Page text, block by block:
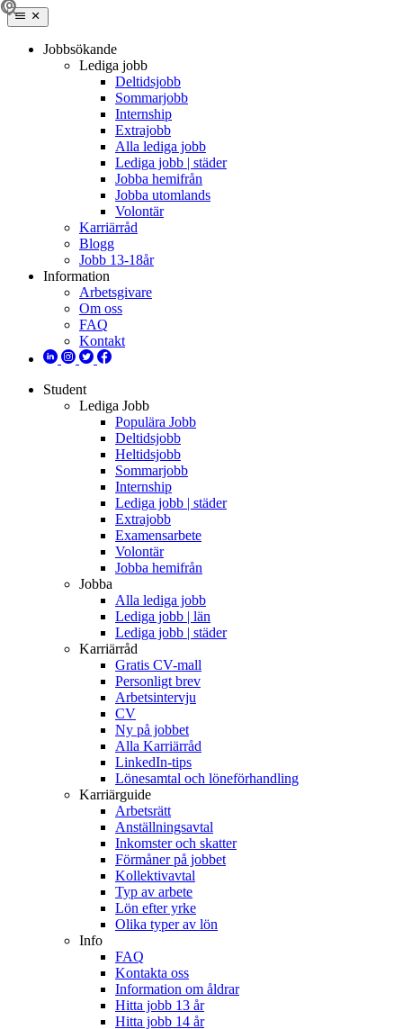
Jobbsökande
Lediga jobb
Deltidsjobb
Sommarjobb
Internship
Extrajobb
Alla lediga jobb
Lediga jobb | städer
Jobba hemifrån
Jobba utomlands
Volontär
Karriärråd
Blogg
Jobb 13-18år
Information
Arbetsgivare
Om oss
FAQ
Kontakt
Student
Lediga Jobb
Populära Jobb
Deltidsjobb
Heltidsjobb
Sommarjobb
Internship
Lediga jobb | städer
Extrajobb
Examensarbete
Volontär
Jobba hemifrån
Jobba
Alla lediga jobb
Lediga jobb | län
Lediga jobb | städer
Karriärråd
Gratis CV-mall
Personligt brev
Arbetsintervju
CV
Ny på jobbet
Alla Karriärråd
LinkedIn-tips
Lönesamtal och löneförhandling
Karriärguide
Arbetsrätt
Anställningsavtal
Inkomster och skatter
Förmåner på jobbet
Kollektivavtal
Typ av arbete
Lön efter yrke
Olika typer av lön
Info
FAQ
Kontakta oss
Information om åldrar
Hitta jobb 13 år
Hitta jobb 14 år